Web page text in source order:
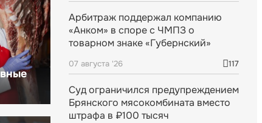
Арбитраж поддержал компанию
«Анком» в споре с ЧМПЗ о
товарном знаке «Губернский»
07 августа '26 117
Суд ограничился предупреждением
Брянского мясокомбината вместо
штрафа в ₽100 тысяч